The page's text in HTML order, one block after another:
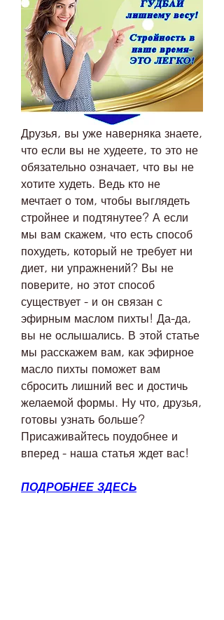
Друзья, вы уже наверняка знаете,
что если вы не худеете, то это не
обязательно означает, что вы не
хотите худеть. Ведь кто не
мечтает о том, чтобы выглядеть
стройнее и подтянутее? А если
мы вам скажем, что есть способ
похудеть, который не требует ни
диет, ни упражнений? Вы не
поверите, но этот способ
существует - и он связан с
эфирным маслом пихты! Да-да,
вы не ослышались. В этой статье
мы расскажем вам, как эфирное
масло пихты поможет вам
сбросить лишний вес и достичь
желаемой формы. Ну что, друзья,
готовы узнать больше?
Присаживайтесь поудобнее и
вперед - наша статья ждет вас!
ПОДРОБНЕЕ ЗДЕСЬ